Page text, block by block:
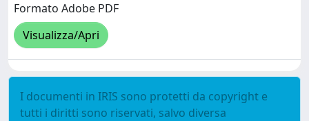
Formato Adobe PDF
Visualizza/Apri
I documenti in IRIS sono protetti da copyright e
tutti i diritti sono riservati, salvo diversa